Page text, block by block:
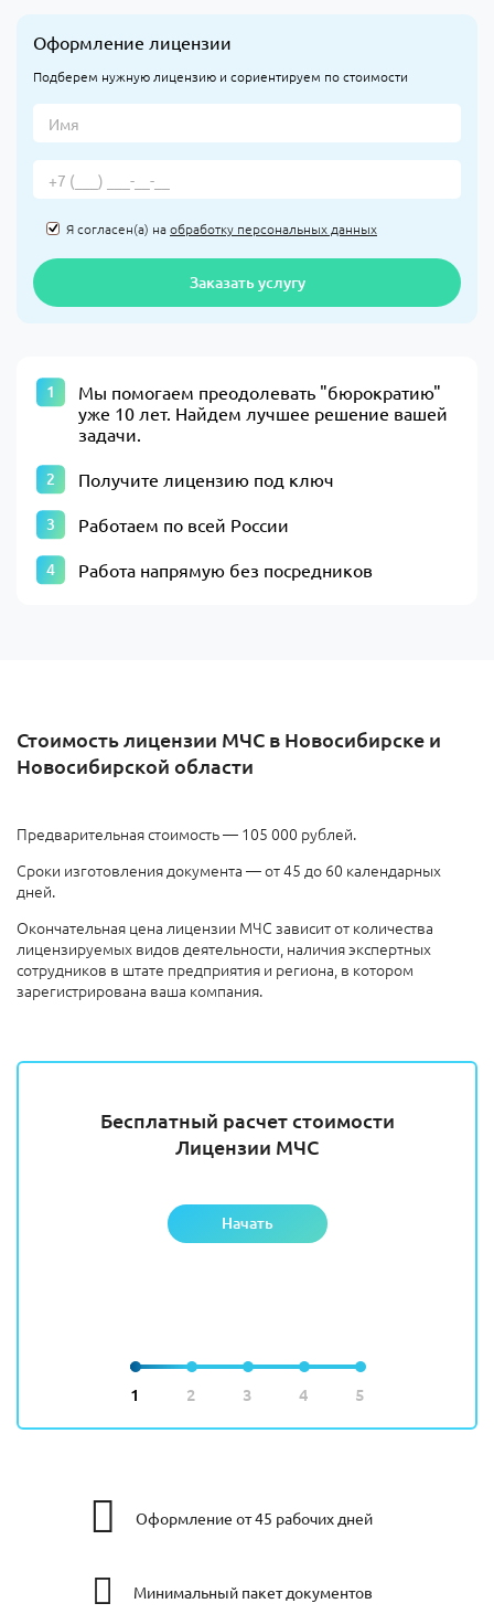
Оформление лицензии
Подберем нужную лицензию и сориентируем по стоимости
Я согласен(а) наобработку персональных данных
Заказать услугу
​Мы помогаем преодолевать "бюрократию"
уже 10 лет. Найдем лучшее решение вашей
задачи.​
Получите лицензию под ключ
Работаем по всей России
Работа напрямую без посредников
Стоимость лицензии МЧС в Новосибирске и
Новосибирской области
Предварительная стоимость — 105 000 рублей.
Сроки изготовления документа — от 45 до 60 календарных
дней.
Окончательная цена лицензии МЧС зависит от количества
лицензируемых видов деятельности, наличия экспертных
сотрудников в штате предприятия и региона, в котором
зарегистрирована ваша компания.
1 2 3 4 5
Бесплатный расчет стоимости
Лицензии МЧС
Начать
Оформление от 45 рабочих дней
Минимальный пакет документов